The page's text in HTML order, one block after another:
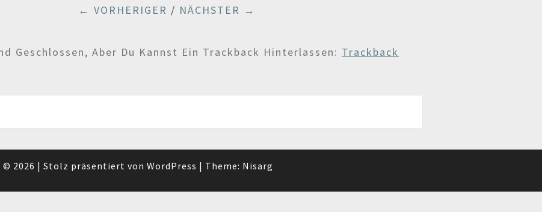
← VORHERIGER / NÄCHSTER →
Geschlossen, Aber Du Kannst Ein Trackback Hinterlassen: Trackback
© 2026 | Stolz präsentiert von WordPress | Theme: Nisarg